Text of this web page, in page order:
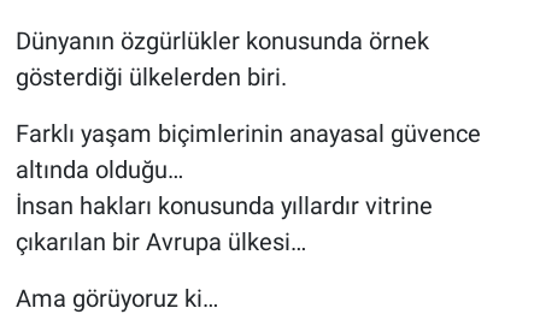
Dünyanın özgürlükler konusunda örnek
gösterdiği ülkelerden biri.
Farklı yaşam biçimlerinin anayasal güvence
altında olduğu…
İnsan hakları konusunda yıllardır vitrine
çıkarılan bir Avrupa ülkesi…
Ama görüyoruz ki…